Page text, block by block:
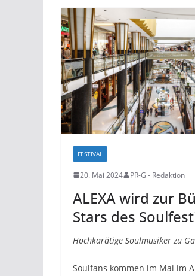
FESTIVAL
20. Mai 2024 PR-G - Redaktion
ALEXA wird zur
Stars des
Hochkarätige Soulmusiker zu
Soulfans kommen im Mai im